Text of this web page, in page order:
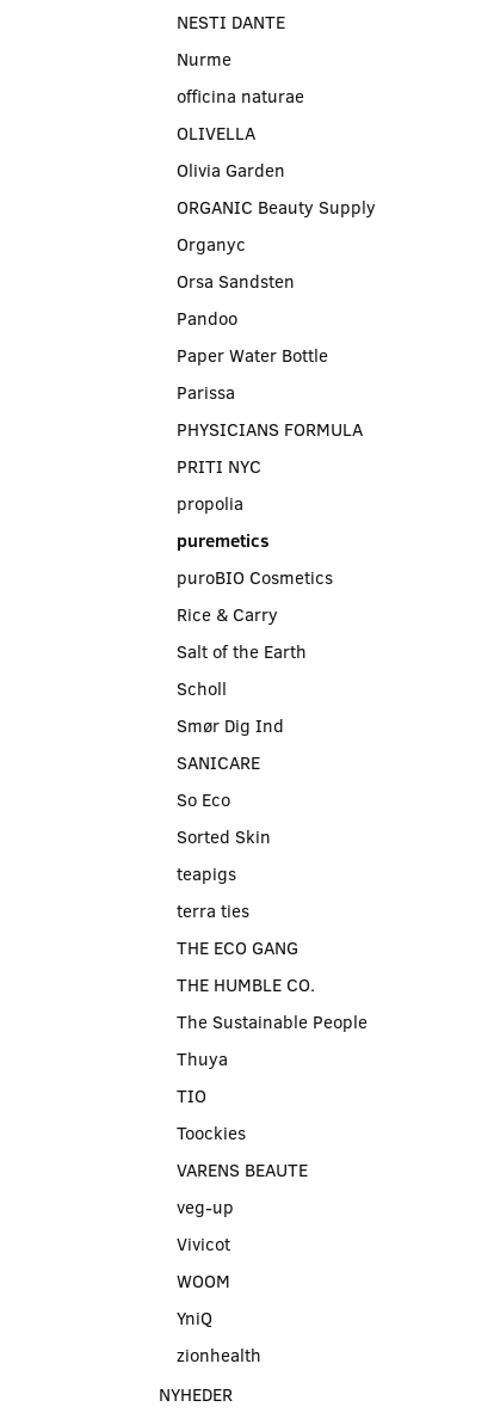
NESTI DANTE
Nurme
officina naturae
OLIVELLA
Olivia Garden
ORGANIC Beauty Supply
Organyc
Orsa Sandsten
Pandoo
Paper Water Bottle
Parissa
PHYSICIANS FORMULA
PRITI NYC
propolia
puremetics
puroBIO Cosmetics
Rice & Carry
Salt of the Earth
Scholl
Smør Dig Ind
SANICARE
So Eco
Sorted Skin
teapigs
terra ties
THE ECO GANG
THE HUMBLE CO.
The Sustainable People
Thuya
TIO
Toockies
VARENS BEAUTE
veg-up
Vivicot
WOOM
YniQ
zionhealth
NYHEDER